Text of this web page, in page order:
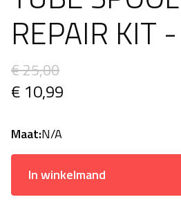
REPAIR KIT
€ 25,00
€ 10,99
Maat:N/A
In winkelmand